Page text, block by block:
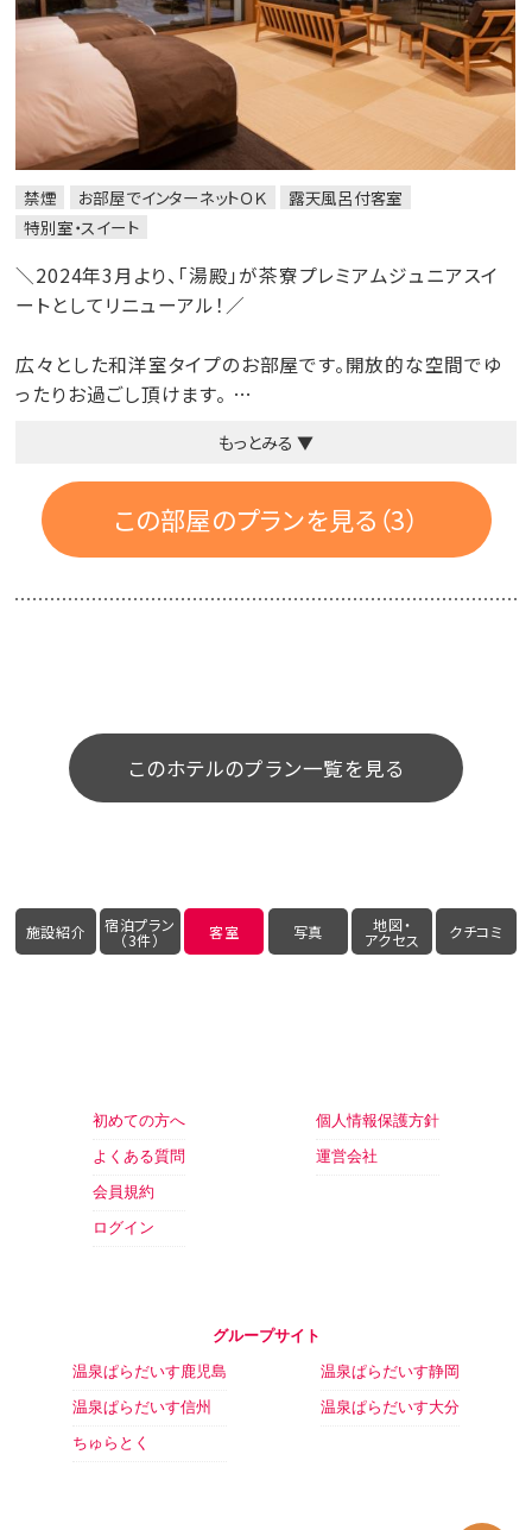
禁煙 お部屋でインターネットＯＫ
露天風呂付客室
特別室・スイート
＼2024年3月より、「湯殿」が茶寮プレミアムジュニアスイ
ートとしてリニューアル！／
広々とした和洋室タイプのお部屋です。開放的な空間でゆ
ったりお過ごし頂けます。
【湯殿】贅沢な一枚岩を掘り下げた丸型の岩風呂。
バス・トイレ付／広さ：70.7㎡／階数：2F
朝食のご提供となります。
朝食ビュッフェもお選びいただけますのでご希望の場合は
事前にご連絡くださいませ。
もっとみる ▼
この部屋のプランを見る（3）
このホテルのプラン一覧を見る
施設紹介 宿泊プラン
（3件） 客室 写真 地図・
アクセス クチコミ
初めての方へ
よくある質問
会員規約
ログイン
個人情報保護方針
運営会社
グループサイト
温泉ぱらだいす鹿児島
温泉ぱらだいす信州
ちゅらとく
温泉ぱらだいす静岡
温泉ぱらだいす大分